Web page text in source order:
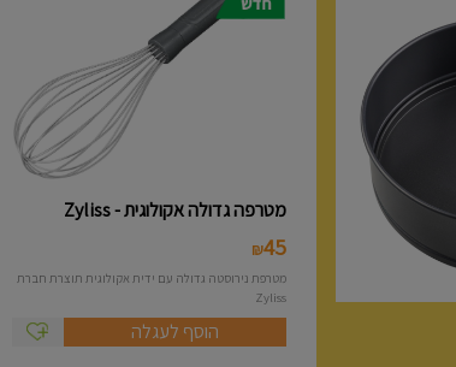
מטרפה גדולה אקולוגית - Zyliss
45
₪
מטרפת נירוסטה גדולה עם ידית אקולוגית תוצרת חברת
Zyliss
הוסף לעגלה